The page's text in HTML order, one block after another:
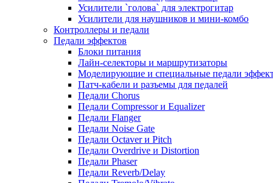
Усилители `голова` для электрогитар
Усилители для наушников и мини-комбо
Контроллеры и педали
Педали эффектов
Блоки питания
Лайн-селекторы и маршрутизаторы
Моделирующие и специальные педали
Патч-кабели и разъемы для педалей
Педали Chorus
Педали Compressor и Equalizer
Педали Flanger
Педали Noise Gate
Педали Octaver и Pitch
Педали Overdrive и Distortion
Педали Phaser
Педали Reverb/Delay